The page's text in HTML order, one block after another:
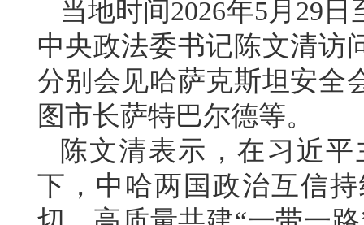
当地时间2026年5月29
中央政法委书记陈文清访
分别会见哈萨克斯坦安全
图市长萨特巴尔德等。
陈文清表示，在习近
下，中哈两国政治互信